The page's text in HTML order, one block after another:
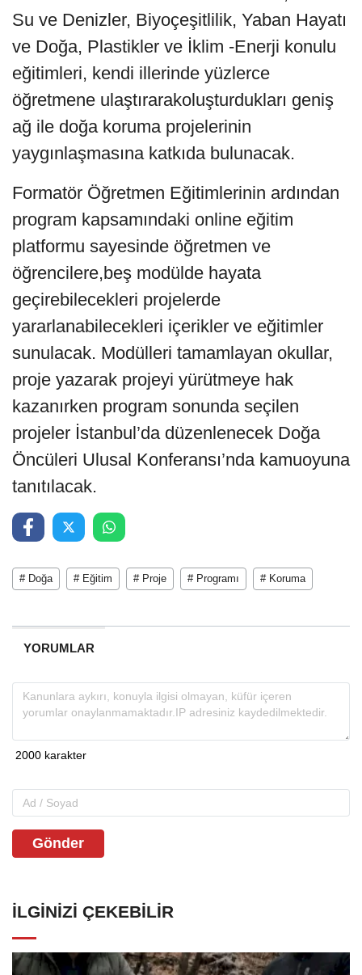
Su ve Denizler, Biyoçeşitlilik, Yaban Hayatı
ve Doğa, Plastikler ve İklim -Enerji konulu
eğitimleri, kendi illerinde yüzlerce
öğretmene ulaştırarakoluşturdukları geniş
ağ ile doğa koruma projelerinin
yaygınlaşmasına katkıda bulunacak.
Formatör Öğretmen Eğitimlerinin ardından
program kapsamındaki online eğitim
platformu sayesinde öğretmen ve
öğrencilere,beş modülde hayata
geçirebilecekleri projelerde
yararlanabilecekleri içerikler ve eğitimler
sunulacak. Modülleri tamamlayan okullar,
proje yazarak projeyi yürütmeye hak
kazanırken program sonunda seçilen
projeler İstanbul’da düzenlenecek Doğa
Öncüleri Ulusal Konferansı’nda kamuoyuna
tanıtılacak.
# Doğa # Eğitim # Proje # Programı # Koruma
YORUMLAR
Gönder
İLGINIZI ÇEKEBILIR